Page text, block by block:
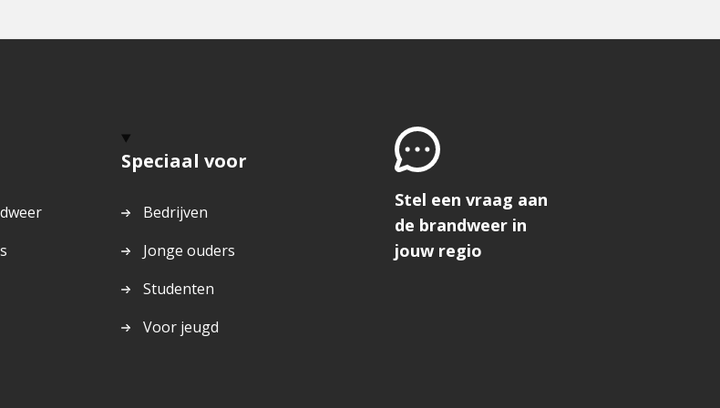
Speciaal voor
Bedrijven
Jonge ouders
Studenten
Voor jeugd
Stel een vraag aan
de brandweer in
jouw regio